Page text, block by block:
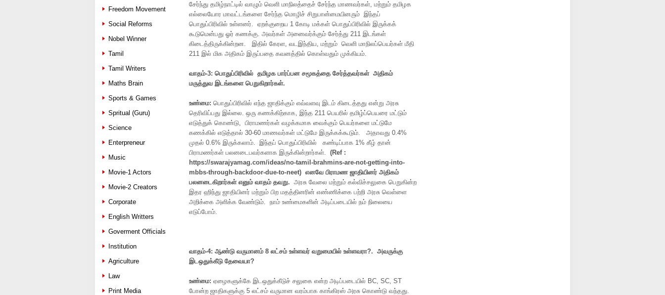
சேர்ந்து தமிழ்நாட்டில் வாழும் வெளி மாநிலத்தைச் சேர்ந்த மாணவர்கள், மற்றும் தமிழக
எல்லையோர மாவட்டங்களை சேர்ந்த மொழிச் சிறுபான்மையினரும் இந்தப்
பொதுப்பிரிவில் உள்ளனர். ஏறக்குறைய 1 கோடி மக்கள் பொதுப்பிரிவில் இருக்கக்
கூடுமென்பது ஓர் கணக்கு. அவர்கள் அனைவர்க்கும் சேர்த்து 211 இடங்கள்
கிடைத்திருக்கின்றன. இதில் கேரள, வடஇந்திய, மற்றும் வெளி மாநிலப்பெயர்கள் மீதி
211 இல் மிக அதிகம் இருப்பதை கவனத்தில் கொள்வதும் முக்கியம்.
வாதம்-3: பொதுப்பிரிவில் தமிழக பார்ப்பன சமூகத்தை சேர்த்தவர்கள் அதிகம்
மருத்துவ இடங்களை பெறுகிறார்கள்.
உண்மை: பொதுப்பிரிவில் எந்த ஜாதிக்கும் எவ்வளவு இடம் கிடைத்தது என்று அரசு
தெரிவிப்பது இல்லை. ஒரு கணக்கிற்காக, இந்த 211 பெயரில் தமிழ்ப்பெயரை மட்டும்
எடுத்துக் கொண்டு, பிராமணர்கள் வழக்கமாக வைக்கும் பெயர்களை மட்டுமே
கணக்கில் எடுத்தால் 30-60 மாணவர்கள் மட்டுமே இருக்கக்கூடும். அதாவது 0.4%
முதல் 0.6% இருக்கலாம். இந்தப் பொதுப்பிரிவில் கண்டிப்பாக 1% கீழ் தான்
பிராமணர்கள் பலனடைபவர்களாக இருக்கின்றார்கள். (Ref :
https://swarajyamag.com/ideas/no-tamil-brahmins-are-not-getting-into-
mbbs-through-backdoor-due-to-neet) எனவே பிராமண ஜாதியினர் அதிகம்
பலனடைகிறார்கள் எனும் வாதம் தவறு. அரசு வேலை மற்றும் கல்விச்சலுகை பெறுகின்ற
இதர ஹிந்து ஜாதியினர் மற்றும் பிற மதத்தினரின் எண்ணிக்கை பற்றி அரசு வெள்ளை
அறிக்கை அளிக்க வேண்டும். நாம் உண்மைகளின் அடிப்படையில் நம் நிலையை
எடுப்போம்.
வாதம்-4: ஆண்டு வருமானம் 8 லட்சம் உள்ளவர் வறுமையில் உள்ளவரா?. அவருக்கு
இடஒதுக்கீடு தேவையா?
உண்மை: ஏழைகளுக்கே இடஒதுக்கீடுச் சலுகை என்ற அடிப்படையில் BC, SC, ST
போன்ற ஜாதிகளுக்கு 5 லட்சம் வருமான வரம்பாக காங்கிரஸ் அரசு கொண்டு வந்தது.
Freedom Movement
Social Reforms
Nobel Winner
Tamil
Tamil Writers
Maths Brain
Sports & Games
Spritual (Guru)
Science
Enterpreneur
Music
Movie-1 Actors
Movie-2 Creators
Corporate
English Writters
Goverment Officials
Institution
Agriculture
Law
Print Media